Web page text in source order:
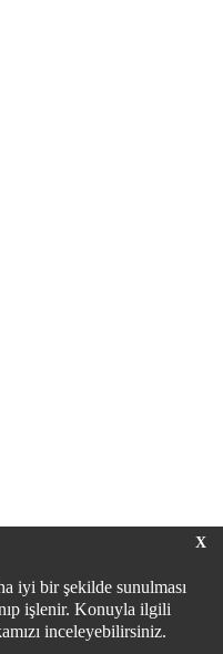
X
iyi bir şekilde sunulması
işlenir. Konuyla ilgili
inceleyebilirsiniz.